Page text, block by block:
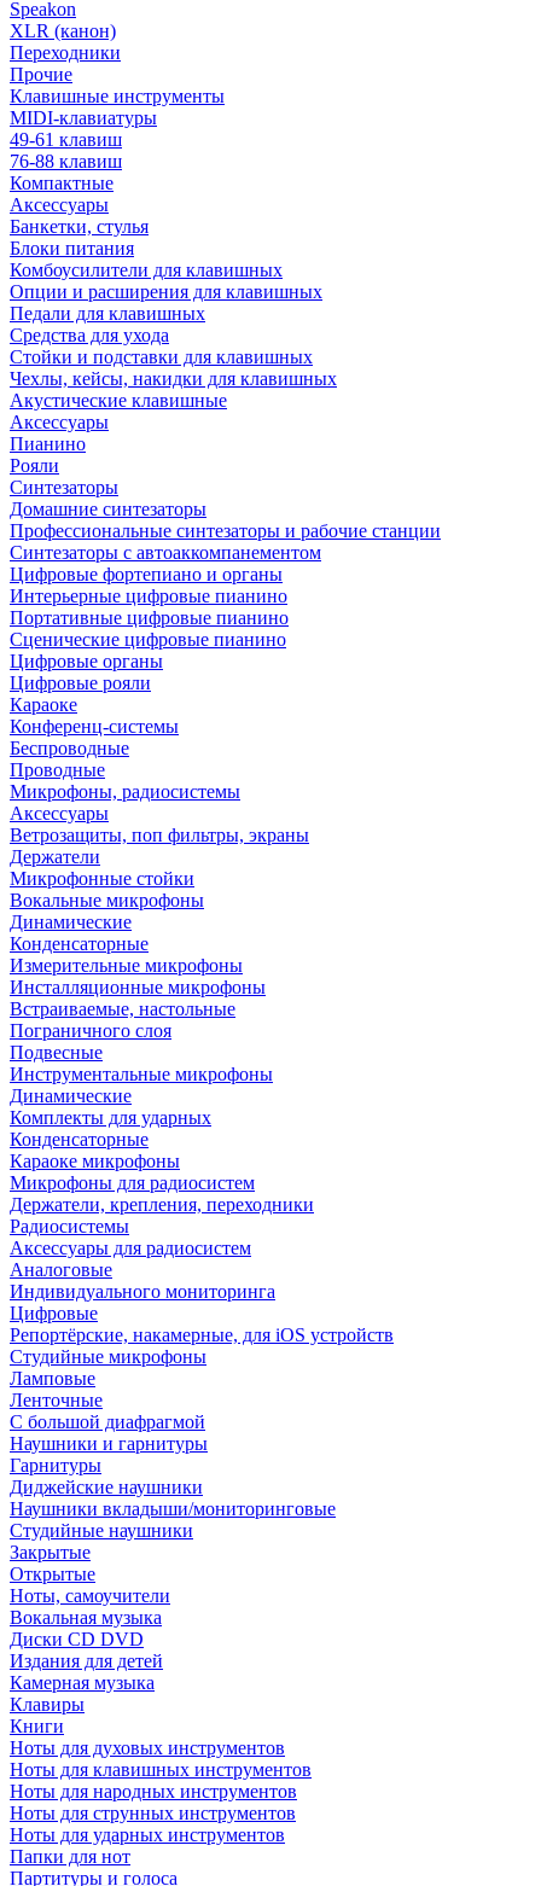
Speakon
XLR (канон)
Переходники
Прочие
Клавишные инструменты
MIDI-клавиатуры
49-61 клавиш
76-88 клавиш
Компактные
Аксессуары
Банкетки, стулья
Блоки питания
Комбоусилители для клавишных
Опции и расширения для клавишных
Педали для клавишных
Средства для ухода
Стойки и подставки для клавишных
Чехлы, кейсы, накидки для клавишных
Акустические клавишные
Аксессуары
Пианино
Рояли
Синтезаторы
Домашние синтезаторы
Профессиональные синтезаторы и рабочие станции
Синтезаторы с автоаккомпанементом
Цифровые фортепиано и органы
Интерьерные цифровые пианино
Портативные цифровые пианино
Сценические цифровые пианино
Цифровые органы
Цифровые рояли
Караоке
Конференц-системы
Беспроводные
Проводные
Микрофоны, радиосистемы
Аксессуары
Ветрозащиты, поп фильтры, экраны
Держатели
Микрофонные стойки
Вокальные микрофоны
Динамические
Конденсаторные
Измерительные микрофоны
Инсталляционные микрофоны
Встраиваемые, настольные
Пограничного слоя
Подвесные
Инструментальные микрофоны
Динамические
Комплекты для ударных
Конденсаторные
Караоке микрофоны
Микрофоны для радиосистем
Держатели, крепления, переходники
Радиосистемы
Аксессуары для радиосистем
Аналоговые
Индивидуального мониторинга
Цифровые
Репортёрские, накамерные, для iOS устройств
Студийные микрофоны
Ламповые
Ленточные
С большой диафрагмой
Наушники и гарнитуры
Гарнитуры
Диджейские наушники
Наушники вкладыши/мониторинговые
Студийные наушники
Закрытые
Открытые
Ноты, самоучители
Вокальная музыка
Диски CD DVD
Издания для детей
Камерная музыка
Клавиры
Книги
Ноты для духовых инструментов
Ноты для клавишных инструментов
Ноты для народных инструментов
Ноты для струнных инструментов
Ноты для ударных инструментов
Папки для нот
Партитуры и голоса